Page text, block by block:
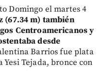
Domingo el martes 4
(67.34 m) también
Centroamericanos y
desde
Barrios fue plata
Tejada, bronce con